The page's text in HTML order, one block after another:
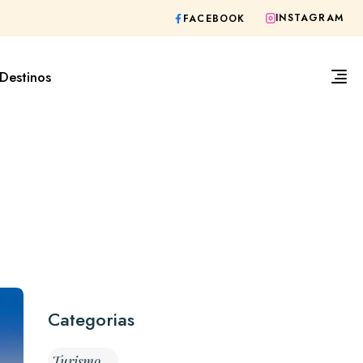
FACEBOOK INSTAGRAM
Destinos
Categorias